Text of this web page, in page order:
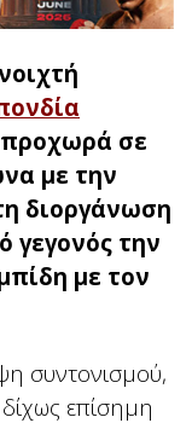
προχωρά σε
με την
διοργάνωση
γεγονός την
με τον
συντονισμού,
επίσημη